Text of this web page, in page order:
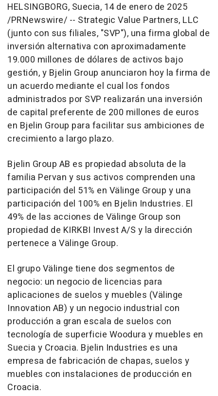
HELSINGBORG, Suecia, 14 de enero de 2025
/PRNewswire/ -- Strategic Value Partners, LLC
(junto con sus filiales, "SVP"), una firma global de
inversión alternativa con aproximadamente
19.000 millones de dólares de activos bajo
gestión, y Bjelin Group anunciaron hoy la firma de
un acuerdo mediante el cual los fondos
administrados por SVP realizarán una inversión
de capital preferente de 200 millones de euros
en Bjelin Group para facilitar sus ambiciones de
crecimiento a largo plazo.
Bjelin Group AB es propiedad absoluta de la
familia Pervan y sus activos comprenden una
participación del 51% en Välinge Group y una
participación del 100% en Bjelin Industries. El
49% de las acciones de Välinge Group son
propiedad de KIRKBI Invest A/S y la dirección
pertenece a Välinge Group.
El grupo Välinge tiene dos segmentos de
negocio: un negocio de licencias para
aplicaciones de suelos y muebles (Välinge
Innovation AB) y un negocio industrial con
producción a gran escala de suelos con
tecnología de superficie Woodura y muebles en
Suecia y Croacia. Bjelin Industries es una
empresa de fabricación de chapas, suelos y
muebles con instalaciones de producción en
Croacia.